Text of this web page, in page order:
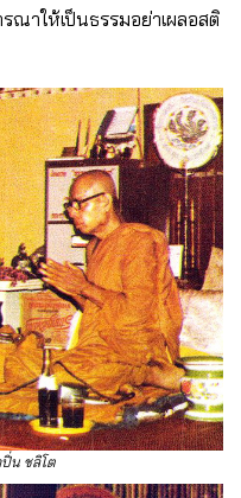
ณาให้เป็นธรรมอย่าเผลอสติ
น ชลิโต